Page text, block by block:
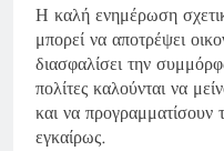
Η καλή ενημέρωση
μπορεί να αποτρέψει
διασφαλίσει την
πολίτες καλούνται να
και να προγραμματίσουν
εγκαίρως.